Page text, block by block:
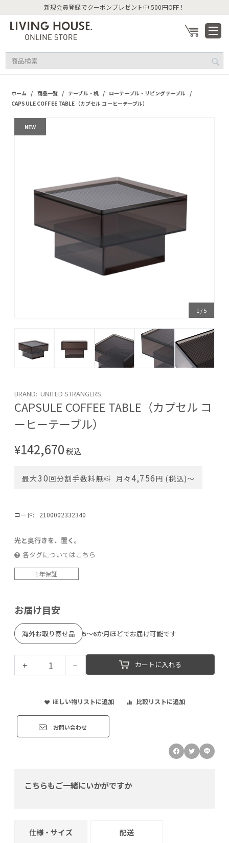
新規会員登録でクーポンプレゼント中 500円OFF！
ホーム / 商品一覧 / テーブル・机 / ローテーブル・リビングテーブル /
CAPSULE COFFEE TABLE（カプセル コーヒーテーブル）
NEW
1 /5
BRAND: UNITED STRANGERS
CAPSULE COFFEE TABLE（カプセル コ
ーヒーテーブル）
¥142,670税込
最大30回分割手数料無料 月々4,756円 (税込)〜
コード: 2100002332340
光と奥行きを、置く。
各タグについてはこちら
1年保証
お届け目安
海外お取り寄せ品 5～6か月ほどでお届け可能です
+ − カートに入れる
ほしい物リストに追加 比較リストに追加
お問い合わせ
こちらもご一緒にいかがですか
仕様・サイズ 配送